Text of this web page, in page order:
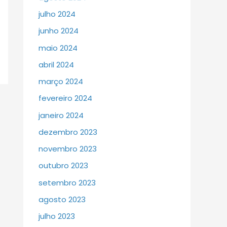
julho 2024
junho 2024
maio 2024
abril 2024
março 2024
fevereiro 2024
janeiro 2024
dezembro 2023
novembro 2023
outubro 2023
setembro 2023
agosto 2023
julho 2023